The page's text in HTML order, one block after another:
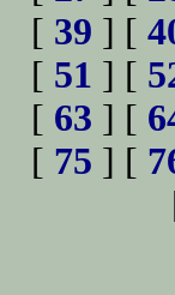
[ 39 ] [
[ 51 ] [
[ 63 ] [
[ 75 ] [